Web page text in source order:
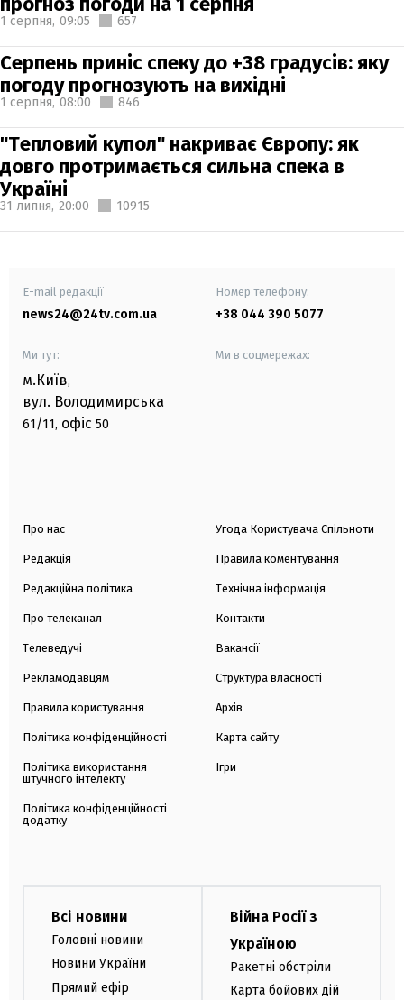
1 серпня, 09:05 657
Серпень приніс спеку до +38 градусів: яку
погоду прогнозують на вихідні
1 серпня, 08:00 846
"Тепловий купол" накриває Європу: як
довго протримається сильна спека в
Україні
31 липня, 20:00 10915
E-mail редакції
news24@24tv.com.ua
Номер телефону:
+38 044 390 5077
Ми тут:
м.Київ,
вул. Володимирська
61/11, офіс 50
Ми в соцмережах:
Про нас
Редакція
Редакційна політика
Про телеканал
Телеведучі
Рекламодавцям
Правила користування
Політика конфіденційності
Політика використання
штучного інтелекту
Політика конфіденційності
додатку
Угода Користувача Спільноти
Правила коментування
Технічна інформація
Контакти
Вакансії
Структура власності
Архів
Карта сайту
Ігри
Всі новини
Головні новини
Новини України
Прямий ефір
Війна Росії з
Україною
Ракетні обстріли
Карта бойових дій